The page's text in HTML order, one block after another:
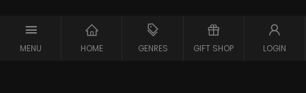
MENU HOME GENRES GIFT SHOP LOGIN